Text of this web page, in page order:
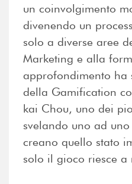
un coinvolgimento
divenendo un
solo a diverse aree
Marketing e alla
approfondimento ha
della Gamification
kai Chou, uno dei
svelando uno ad
creano quello stato
solo il gioco riesce a